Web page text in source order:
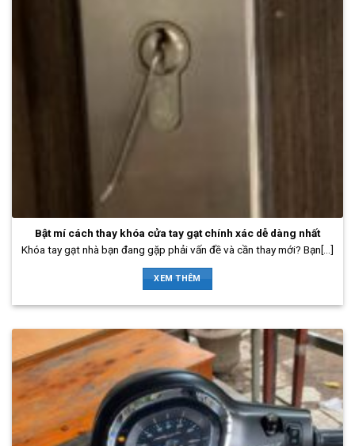
Bật mí cách thay khóa cửa tay gạt chính xác dễ dàng nhất
Khóa tay gạt nhà bạn đang gặp phải vấn đề và cần thay mới? Bạn[...]
XEM THÊM